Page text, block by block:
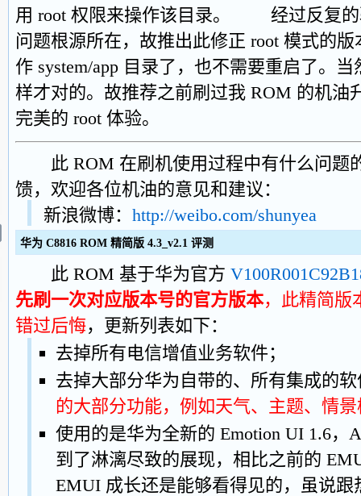
用 root 权限来操作该目录。 经过反复的
问题根源所在，故推出此修正 root 模式的
作 system/app 目录了，也不需要重启了。
样才对的。故推荐之前刷过我 ROM 的机油
完美的 root 体验。
此 ROM 在刷机使用过程中有什么问题
馈，欢迎各位机油的意见和建议：
新浪微博： http://weibo.com/shunyea
华为 C8816 ROM 精简版 4.3_v2.1 评测
此 ROM 基于华为官方
先刷一次对应版本号的官方版本，此精简版
错过后悔，更新列表如下：
去掉所有电信增值业务软件；
去掉大部分华为自带的、所有集成的
的大部分功能，例如天气、主题、情
使用的是华为全新的 Emotion UI 1.6，
到了淋漓尽致的展现，相比之前的
EMUI 成长还是能够看得见的，虽说